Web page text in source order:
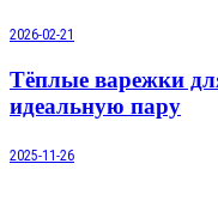
2026-02-21
Тёплые варежки
идеальную пару
2025-11-26